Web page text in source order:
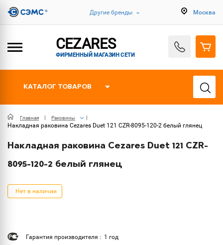
Другие бренды Москва
CEZARES
ФИРМЕННЫЙ МАГАЗИН СЕТИ
КАТАЛОГ ТОВАРОВ
Главная Раковины
Накладная раковина Cezares Duet 121 CZR-8095-120-2 белый глянец
Накладная раковина Cezares Duet 121 CZR-
8095-120-2 белый глянец
Нет в наличии
Гарантия производителя : 1 год